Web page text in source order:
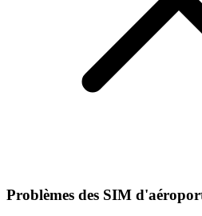
Problèmes des SIM